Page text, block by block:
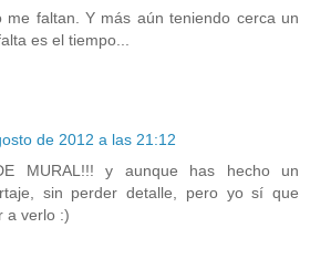
me faltan. Y más aún teniendo cerca un
es el tiempo...
de 2012 a las 21:12
MURAL!!! y aunque has hecho un
sin perder detalle, pero yo sí que
a verlo :)